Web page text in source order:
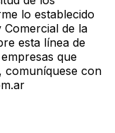
lo establecido
de la
esta línea de
que
comuníquese con